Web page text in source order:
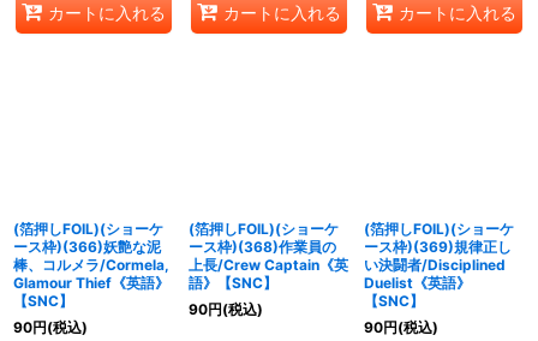
カートに入れる カートに入れる カートに入れる
(箔押しFOIL)(ショーケ
ース枠)(366)妖艶な泥
棒、コルメラ/Cormela,
Glamour Thief《英語》
【SNC】
90円(税込)
(箔押しFOIL)(ショーケ
ース枠)(368)作業員の
上長/Crew Captain《英
語》【SNC】
90円(税込)
(箔押しFOIL)(ショーケ
ース枠)(369)規律正し
い決闘者/Disciplined
Duelist《英語》
【SNC】
90円(税込)